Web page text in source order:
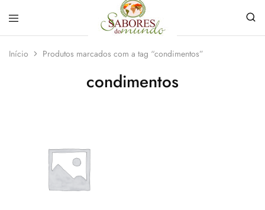
do
Mundo
loja
de
Especiarias
Início Produtos marcados com a tag “condimentos”
condimentos